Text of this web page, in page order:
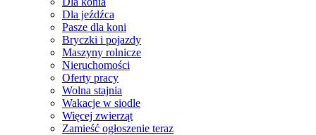
Dla jeźdźca
Pasze dla koni
Bryczki i pojazdy
Maszyny rolnicze
Nieruchomości
Oferty pracy
Wolna stajnia
Wakacje w siodle
Więcej zwierząt
Zamieść ogłoszenie teraz